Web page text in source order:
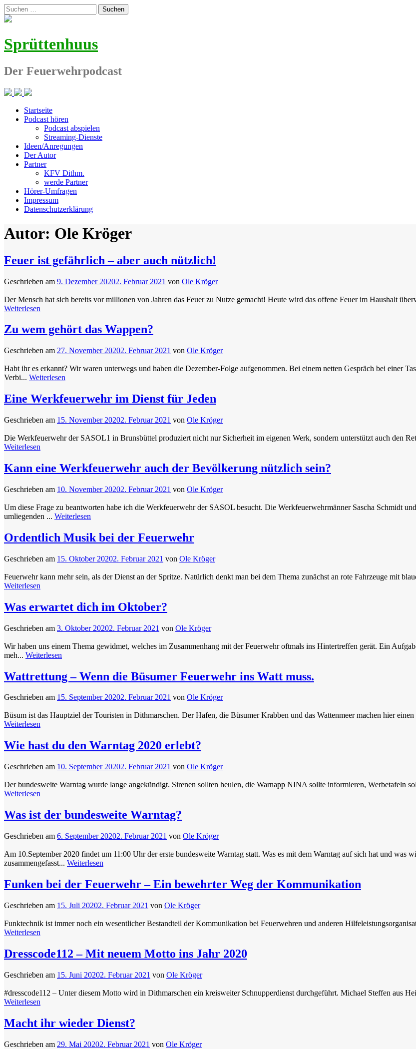
Zum
Inhalt
Suchen
nach:
Sprüttenhuus
Der Feuerwehrpodcast
Startseite
Podcast hören
Podcast abspielen
Streaming-Dienste
Ideen/Anregungen
Der Autor
Partner
KFV Dithm.
werde Partner
Hörer-Umfragen
Impressum
Datenschutzerklärung
Autor: Ole Kröger
Feuer ist gefährlich – aber auch nützlich!
Geschrieben am 9. Dezember 20202. Februar 2021 von Ole Kröger
Der Mensch hat sich bereits vor millionen von Jahren das Feuer zu Nutze gemacht! Heute wird das offene Feuer im Haushalt
Weiterlesen
Zu wem gehört das Wappen?
Geschrieben am 27. November 20202. Februar 2021 von Ole Kröger
Habt ihr es erkannt? Wir waren unterwegs und haben die Dezember-Folge aufgenommen. Bei einem netten Gespräch bei einer
Verbi... Weiterlesen
Eine Werkfeuerwehr im Dienst für Jeden
Geschrieben am 15. November 20202. Februar 2021 von Ole Kröger
Die Werkfeuerwehr der SASOL1 in Brunsbüttel produziert nicht nur Sicherheit im eigenen Werk, sondern unterstützt auch den
Weiterlesen
Kann eine Werkfeuerwehr auch der Bevölkerung nützlich sein?
Geschrieben am 10. November 20202. Februar 2021 von Ole Kröger
Um diese Frage zu beantworten habe ich die Werkfeuerwehr der SASOL besucht. Die Werkfeuerwehrmänner Sascha Schmidt
umliegenden ... Weiterlesen
Ordentlich Musik bei der Feuerwehr
Geschrieben am 15. Oktober 20202. Februar 2021 von Ole Kröger
Feuerwehr kann mehr sein, als der Dienst an der Spritze. Natürlich denkt man bei dem Thema zunächst an rote Fahrzeuge mit
Weiterlesen
Was erwartet dich im Oktober?
Geschrieben am 3. Oktober 20202. Februar 2021 von Ole Kröger
Wir haben uns einem Thema gewidmet, welches im Zusammenhang mit der Feuerwehr oftmals ins Hintertreffen gerät. Ein
meh... Weiterlesen
Wattrettung – Wenn die Büsumer Feuerwehr ins Watt muss.
Geschrieben am 15. September 20202. Februar 2021 von Ole Kröger
Büsum ist das Hauptziel der Touristen in Dithmarschen. Der Hafen, die Büsumer Krabben und das Wattenmeer machen hier
Weiterlesen
Wie hast du den Warntag 2020 erlebt?
Geschrieben am 10. September 20202. Februar 2021 von Ole Kröger
Der bundesweite Warntag wurde lange angekündigt. Sirenen sollten heulen, die Warnapp NINA sollte informieren, Werbetafeln
Weiterlesen
Was ist der bundesweite Warntag?
Geschrieben am 6. September 20202. Februar 2021 von Ole Kröger
Am 10.September 2020 findet um 11:00 Uhr der erste bundesweite Warntag statt. Was es mit dem Warntag auf sich hat und was
zusammengefasst... Weiterlesen
Funken bei der Feuerwehr – Ein bewehrter Weg der Kommunikation
Geschrieben am 15. Juli 20202. Februar 2021 von Ole Kröger
Funktechnik ist immer noch ein wesentlicher Bestandteil der Kommunikation bei Feuerwehren und anderen
Weiterlesen
Dresscode112 – Mit neuem Motto ins Jahr 2020
Geschrieben am 15. Juni 20202. Februar 2021 von Ole Kröger
#dresscode112 – Unter diesem Motto wird in Dithmarschen ein kreisweiter Schnupperdienst durchgeführt. Michael Steffen aus
Weiterlesen
Macht ihr wieder Dienst?
Geschrieben am 29. Mai 20202. Februar 2021 von Ole Kröger